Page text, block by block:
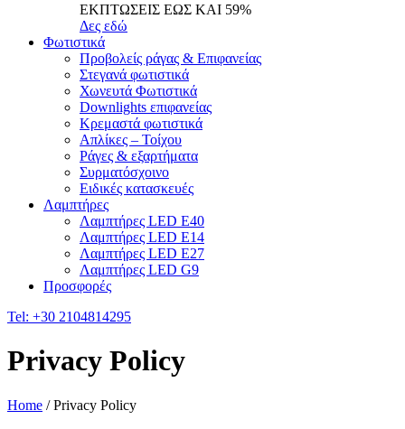
ΕΚΠΤΩΣΕΙΣ ΕΩΣ ΚΑΙ 59%
Δες εδώ
Φωτιστικά
Προβολείς ράγας & Επιφανείας
Στεγανά φωτιστικά
Χωνευτά Φωτιστικά
Downlights επιφανείας
Κρεμαστά φωτιστικά
Απλίκες – Τοίχου
Ράγες & εξαρτήματα
Συρματόσχοινο
Ειδικές κατασκευές
Λαμπτήρες
Λαμπτήρες LED E40
Λαμπτήρες LED E14
Λαμπτήρες LED E27
Λαμπτήρες LED G9
Προσφορές
Tel: +30 2104814295
Privacy Policy
Home / Privacy Policy